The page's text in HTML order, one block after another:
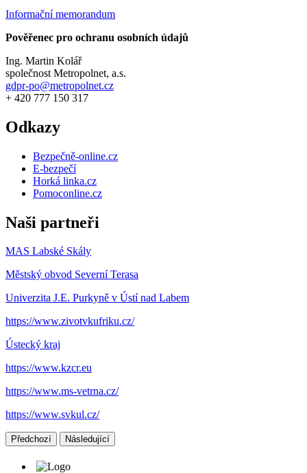
Informační memorandum
Pověřenec pro ochranu osobních údajů
Ing. Martin Kolář
společnost Metropolnet, a.s.
gdpr-po@metropolnet.cz
+ 420 777 150 317
Odkazy
Bezpečně-online.cz
E-bezpečí
Horká linka.cz
Pomoconline.cz
Naši partneři
MAS Labské Skály
Městský obvod Severní Terasa
Univerzita J.E. Purkyně v Ústí nad Labem
https://www.zivotvkufriku.cz/
Ústecký kraj
https://www.kzcr.eu
https://www.ms-vetrna.cz/
https://www.svkul.cz/
Předchozí Následující